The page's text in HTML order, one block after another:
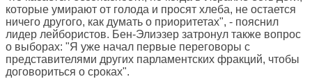
которые умирают от голода и просят хлеба, не остается
ничего другого, как думать о приоритетах", - пояснил
лидер лейбористов. Бен-Элиэзер затронул также вопрос
о выборах: "Я уже начал первые переговоры с
представителями других парламентских фракций, чтобы
договориться о сроках".